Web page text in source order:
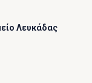
Λευκάδας